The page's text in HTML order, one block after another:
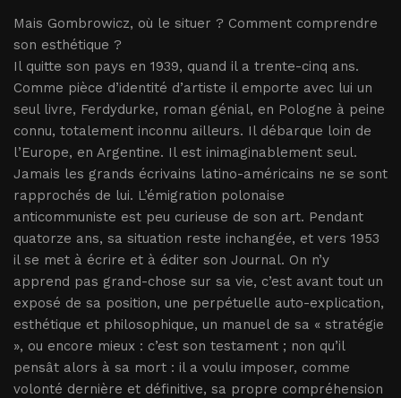
Mais Gombrowicz, où le situer ? Comment comprendre
son esthétique ?
Il quitte son pays en 1939, quand il a trente-cinq ans.
Comme pièce d’identité d’artiste il emporte avec lui un
seul livre, Ferdydurke, roman génial, en Pologne à peine
connu, totalement inconnu ailleurs. Il débarque loin de
l’Europe, en Argentine. Il est inimaginablement seul.
Jamais les grands écrivains latino-américains ne se sont
rapprochés de lui. L’émigration polonaise
anticommuniste est peu curieuse de son art. Pendant
quatorze ans, sa situation reste inchangée, et vers 1953
il se met à écrire et à éditer son Journal. On n’y
apprend pas grand-chose sur sa vie, c’est avant tout un
exposé de sa position, une perpétuelle auto-explication,
esthétique et philosophique, un manuel de sa « stratégie
», ou encore mieux : c’est son testament ; non qu’il
pensât alors à sa mort : il a voulu imposer, comme
volonté dernière et définitive, sa propre compréhension